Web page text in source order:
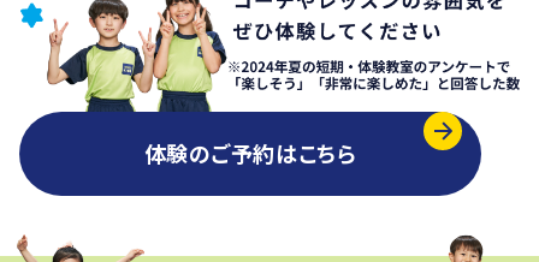
体験のご予約はこちら